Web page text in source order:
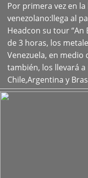
Por primera vez en
venezolano:llega al
Headcon su tour
de 3 horas, los
Venezuela, en
también, los llevará a
Chile,Argentina y